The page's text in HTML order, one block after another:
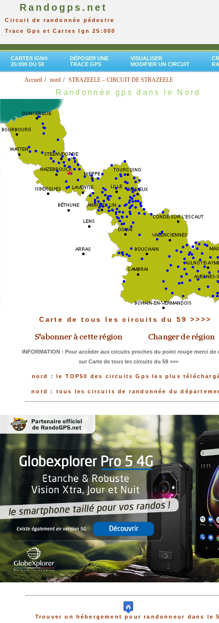
Randogps.net
Circuit de randonnée pédestre
Trace Gps et Cartes Ign 25:000
CARTES IGN®
25:000 DU 59
DÉPOSER UNE
TRACE GPS
VISUALISER
MODIFIER UN CIRCUIT
Accueil nord STRAZEELE – CIRCUIT DE STRAZEELE
Randonnée gps dans le Nord
Carte de tous les circuits du 59 >>>>
INFORMATION : Pour accéder aux circuits proches du point rouge merci de
sur Carte de tous les circuits du 59 >>>
nord : le TOP50 des circuits Gps les plus
nord : tous les circuits de randonnée du
Trouver un hébergement pour randonneur dans le